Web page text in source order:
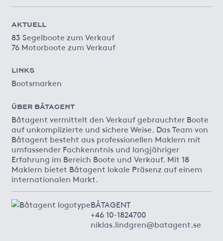
AKTUELL
83 Segelboote zum Verkauf
76 Motorboote zum Verkauf
LINKS
Bootsmarken
ÜBER BÅTAGENT
Båtagent vermittelt den Verkauf gebrauchter Boote
auf unkomplizierte und sichere Weise. Das Team von
Båtagent besteht aus professionellen Maklern mit
umfassender Fachkenntnis und langjähriger
Erfahrung im Bereich Boote und Verkauf. Mit 18
Maklern bietet Båtagent lokale Präsenz auf einem
internationalen Markt.
BÅTAGENT
+46 10-1824700
niklas.lindgren@batagent.se